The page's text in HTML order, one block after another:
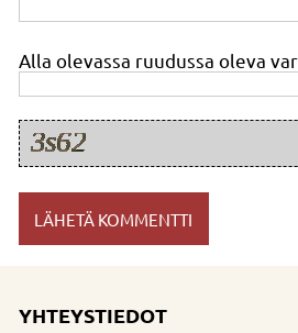
Alla olevassa ruudussa oleva
YHTEYSTIEDOT